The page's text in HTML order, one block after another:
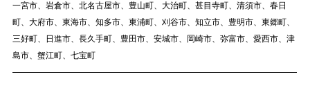
一宮市、岩倉市、北名古屋市、豊山町、大治町、甚目寺町、清須市、春日
町、大府市、東海市、知多市、東浦町、刈谷市、知立市、豊明市、東郷町、
三好町、日進市、長久手町、豊田市、安城市、岡崎市、弥富市、愛西市、津
島市、蟹江町、七宝町